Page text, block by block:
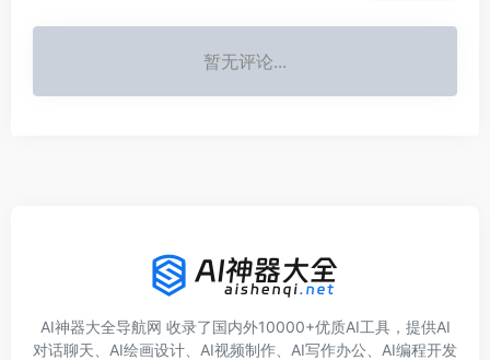
暂无评论...
AI神器大全导航网 收录了国内外10000+优质AI工具，提供AI
对话聊天、AI绘画设计、AI视频制作、AI写作办公、AI编程开发